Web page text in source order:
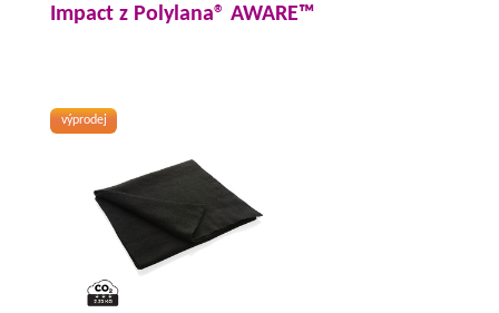
Impact z Polylana® AWARE™
výprodej